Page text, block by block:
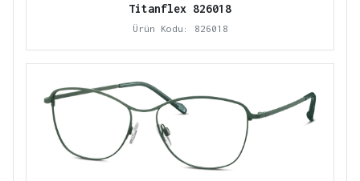
Titanflex 826018
Ürün Kodu: 826018